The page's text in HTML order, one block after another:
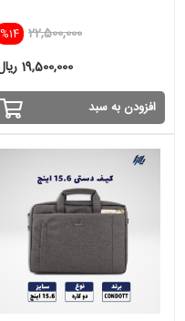
%14 22,500,000
19,500,000 ریال
افزودن به سبد